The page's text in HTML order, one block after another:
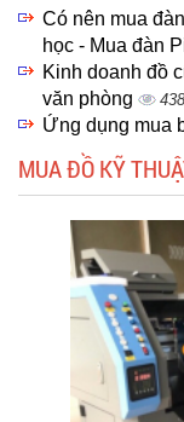
Có nên mua
học - Mua đàn
Kinh doanh đồ
văn phòng
Ứng dụng mua
MUA ĐỒ KỸ